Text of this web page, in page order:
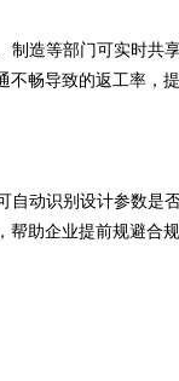
制造等部门可实时共
不畅导致的返工率，
自动识别设计参数是
助企业提前规避合